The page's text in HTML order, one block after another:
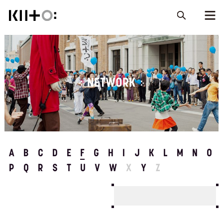
NETWORK
A B C D E F G H J K L M N
O
P
Q R S T U V W X Y Z